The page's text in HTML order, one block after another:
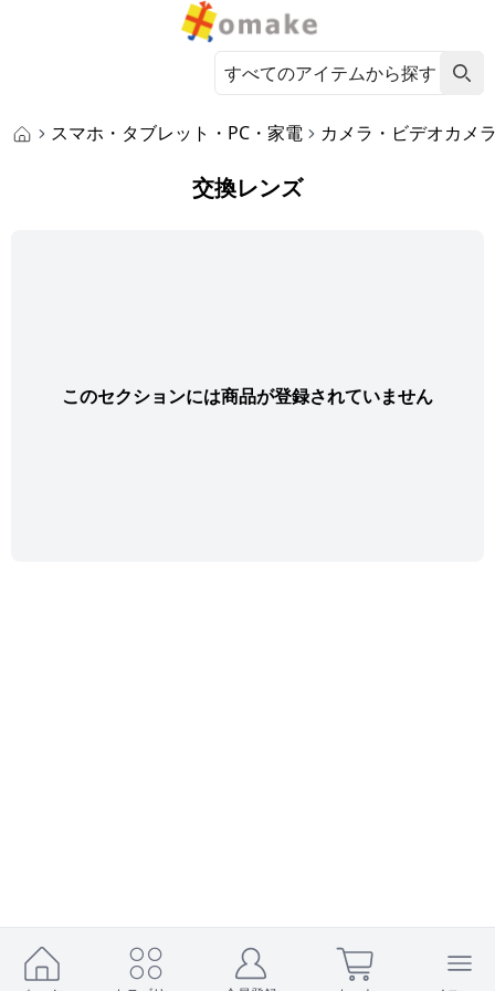
スマホ・タブレット・PC・家電 カメラ・ビデオカメ
交換レンズ
このセクションには商品が登録されていません